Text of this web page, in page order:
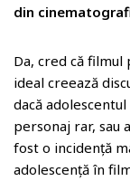
din
Da, cred că
ideal creează
dacă
personaj rar, sau
fost o incidență
adolescență în